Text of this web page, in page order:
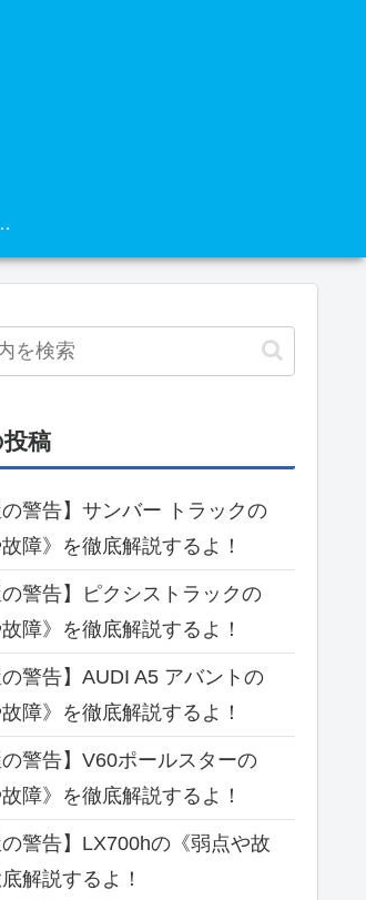
ー・免責事項
稿
の警告】サンバー トラックの
故障》を徹底解説するよ！
の警告】ピクシストラックの
故障》を徹底解説するよ！
の警告】AUDI A5 アバントの
故障》を徹底解説するよ！
の警告】V60ポールスターの
故障》を徹底解説するよ！
の警告】LX700hの《弱点や故
解説するよ！